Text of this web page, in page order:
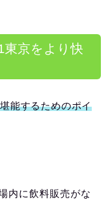
東京をより快
能するためのポイ
内に飲料販売がな